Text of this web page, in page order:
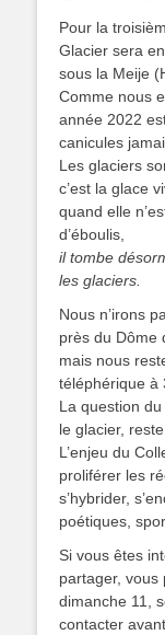
Pour la
Glacier sera
sous la Meije
Comme nous
année 2022
canicules
Les glaciers
c’est la glace
quand elle
d’éboulis,
il tombe
les glaciers.
Nous n’irons
près du Dôme
mais nous
téléphérique à
La question
le glacier,
L’enjeu du
proliférer les
s’hybrider,
poétiques,
Si vous êtes
partager, vous
dimanche 11,
contacter